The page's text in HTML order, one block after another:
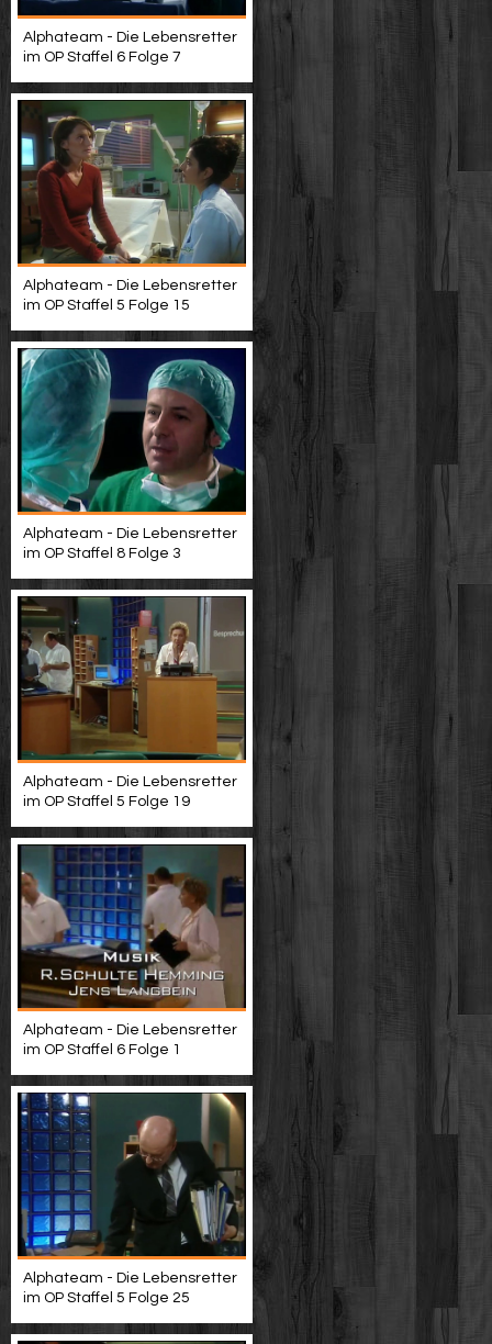
Alphateam - Die Lebensretter
im OP Staffel 6 Folge 7
Alphateam - Die Lebensretter
im OP Staffel 5 Folge 15
Alphateam - Die Lebensretter
im OP Staffel 8 Folge 3
Alphateam - Die Lebensretter
im OP Staffel 5 Folge 19
Alphateam - Die Lebensretter
im OP Staffel 6 Folge 1
Alphateam - Die Lebensretter
im OP Staffel 5 Folge 25